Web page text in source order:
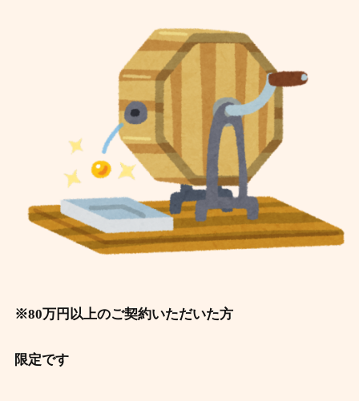
※80万円以上のご契約いただいた方
限定です